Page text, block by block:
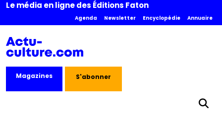
Le média en ligne des Éditions Faton
Agenda Newsletter Encyclopédie Annuaire
Magazines S'abonner